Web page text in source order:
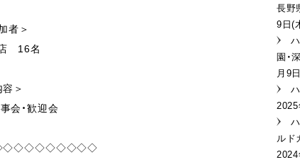
者＞
16名
容＞
会・歓迎会
長野
9日(
園・
月9
2025
ルド
2024